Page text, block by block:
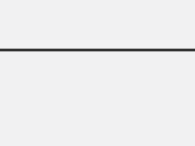
CIEE - MG